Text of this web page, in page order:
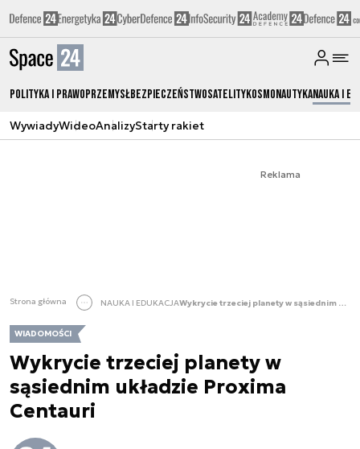
Polityka i prawoPrzemysłBezpieczeństwoSatelityKosmonautykaNauka i
WywiadyWideoAnalizyStarty rakiet
Reklama
Strona główna NAUKA I EDUKACJA Wykrycie trzeciej planety w sąsiednim układzie Proxima Centauri
WIADOMOŚCI
Wykrycie trzeciej planety w
sąsiednim układzie Proxima
Centauri